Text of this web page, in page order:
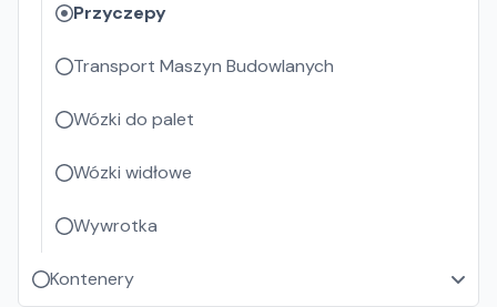
Przyczepy
Transport Maszyn Budowlanych
Wózki do palet
Wózki widłowe
Wywrotka
Kontenery